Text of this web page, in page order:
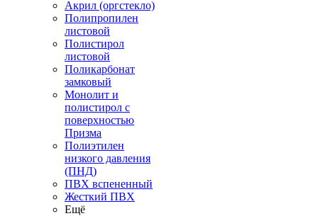
Акрил (оргстекло)
Полипропилен
листовой
Полистирол
листовой
Поликарбонат
замковый
Монолит и
полистирол с
поверхностью
Призма
Полиэтилен
низкого давления
(ПНД)
ПВХ вспененный
Жесткий ПВХ
Ещё